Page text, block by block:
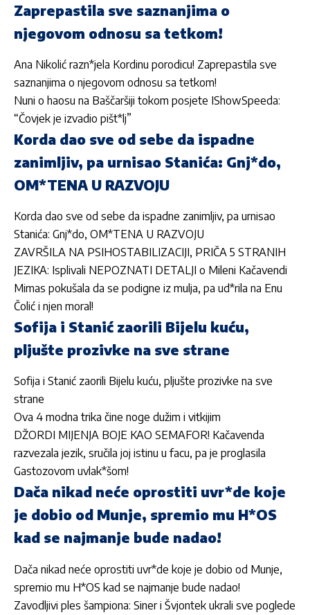
Zaprepastila sve saznanjima o
njegovom odnosu sa tetkom!
Ana Nikolić razn*jela Kordinu porodicu! Zaprepastila sve
saznanjima o njegovom odnosu sa tetkom!
Nuni o haosu na Baščaršiji tokom posjete IShowSpeeda:
“Čovjek je izvadio pišt*lj”
Korda dao sve od sebe da ispadne
zanimljiv, pa urnisao Stanića: Gnj*do,
OM*TENA U RAZVOJU
Korda dao sve od sebe da ispadne zanimljiv, pa urnisao
Stanića: Gnj*do, OM*TENA U RAZVOJU
ZAVRŠILA NA PSIHOSTABILIZACIJI, PRIČA 5 STRANIH
JEZIKA: Isplivali NEPOZNATI DETALJI o Mileni Kačavendi
Mimas pokušala da se podigne iz mulja, pa ud*rila na Enu
Čolić i njen moral!
Sofija i Stanić zaorili Bijelu kuću,
pljušte prozivke na sve strane
Sofija i Stanić zaorili Bijelu kuću, pljušte prozivke na sve
strane
Ova 4 modna trika čine noge dužim i vitkijim
DŽORDI MIJENJA BOJE KAO SEMAFOR! Kačavenda
razvezala jezik, sručila joj istinu u facu, pa je proglasila
Gastozovom uvlak*šom!
Dača nikad neće oprostiti uvr*de koje
je dobio od Munje, spremio mu H*OS
kad se najmanje bude nadao!
Dača nikad neće oprostiti uvr*de koje je dobio od Munje,
spremio mu H*OS kad se najmanje bude nadao!
Zavodljivi ples šampiona: Siner i Švjontek ukrali sve poglede